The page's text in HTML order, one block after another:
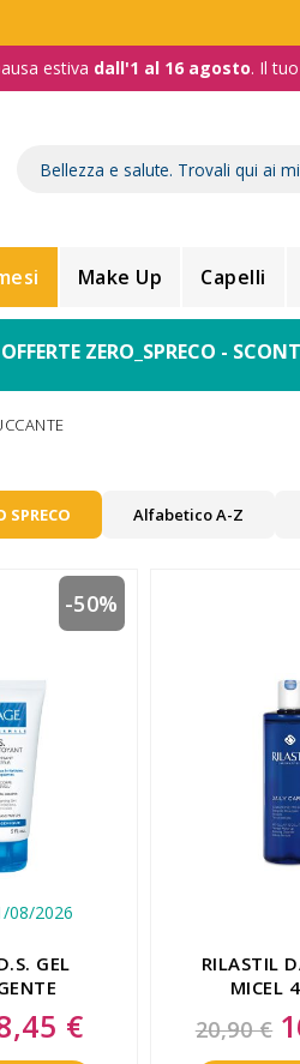
estiva dall'1 al 16 agosto. Il
Make Up Capelli
OFFERTE ZERO_SPRECO -
SPRECO
Alfabetico A-Z
08/2026
GEL
150 ML
-50%
€
RILASTIL
MICEL
20,90 €